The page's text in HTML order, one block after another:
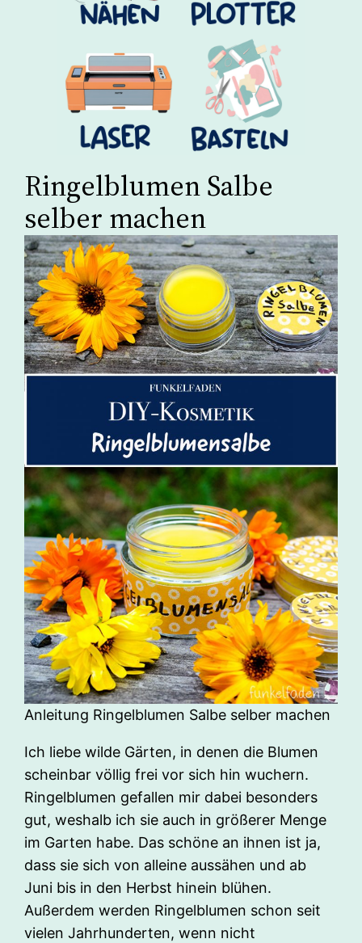
Ringelblumen Salbe
selber machen
Anleitung Ringelblumen Salbe selber machen
Ich liebe wilde Gärten, in denen die Blumen
scheinbar völlig frei vor sich hin wuchern.
Ringelblumen gefallen mir dabei besonders
gut, weshalb ich sie auch in größerer Menge
im Garten habe. Das schöne an ihnen ist ja,
dass sie sich von alleine aussähen und ab
Juni bis in den Herbst hinein blühen.
Außerdem werden Ringelblumen schon seit
vielen Jahrhunderten, wenn nicht